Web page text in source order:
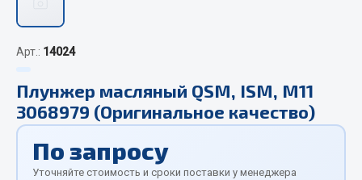
Изготовление цепей на колеса BOHU
QITONG
Отопители салона, подогреватели
Автономные воздушные отопители
Арт.: 14024
Плунжер масляный QSM, ISM, M11
3068979 (Оригинальное качество)
По запросу
Уточняйте стоимость и сроки поставки у менеджера